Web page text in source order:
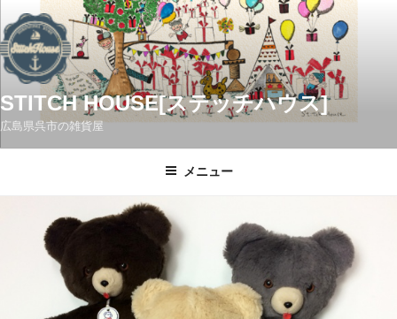
ン
テ
ン
ツ
へ
プ
STITCH HOUSE[ステッチハウス]
広島県呉市の雑貨屋
メニュー